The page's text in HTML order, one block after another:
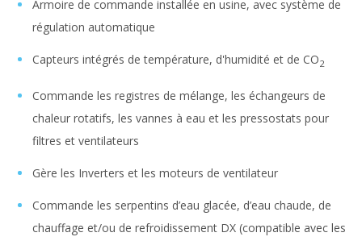
Armoire de commande installée en usine, avec système de
régulation automatique
Capteurs intégrés de température, d'humidité et de CO2
Commande les registres de mélange, les échangeurs de
chaleur rotatifs, les vannes à eau et les pressostats pour
filtres et ventilateurs
Gère les Inverters et les moteurs de ventilateur
Commande les serpentins d’eau glacée, d’eau chaude, de
chauffage et/ou de refroidissement DX (compatible avec les